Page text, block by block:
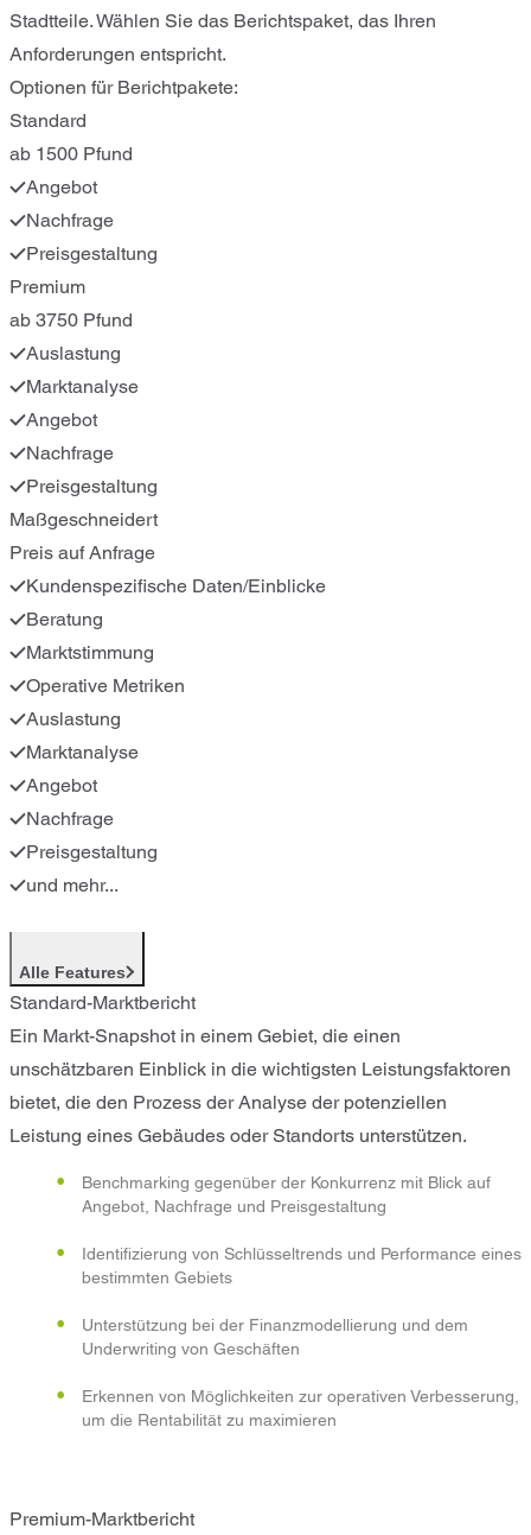
Stadtteile. Wählen Sie das Berichtspaket, das Ihren
Anforderungen entspricht.
Optionen für Berichtpakete:
Standard
ab 1500 Pfund
Angebot
Nachfrage
Preisgestaltung
Premium
ab 3750 Pfund
Auslastung
Marktanalyse
Angebot
Nachfrage
Preisgestaltung
Maßgeschneidert
Preis auf Anfrage
Kundenspezifische Daten/Einblicke
Beratung
Marktstimmung
Operative Metriken
Auslastung
Marktanalyse
Angebot
Nachfrage
Preisgestaltung
und mehr...
Alle Features
Standard-Marktbericht
Ein Markt-Snapshot in einem Gebiet, die einen
unschätzbaren Einblick in die wichtigsten Leistungsfaktoren
bietet, die den Prozess der Analyse der potenziellen
Leistung eines Gebäudes oder Standorts unterstützen.
Benchmarking gegenüber der Konkurrenz mit Blick auf
Angebot, Nachfrage und Preisgestaltung
Identifizierung von Schlüsseltrends und Performance eines
bestimmten Gebiets
Unterstützung bei der Finanzmodellierung und dem
Underwriting von Geschäften
Erkennen von Möglichkeiten zur operativen Verbesserung,
um die Rentabilität zu maximieren
Premium-Marktbericht